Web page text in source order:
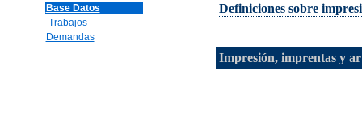
Base Datos
Trabajos
Demandas
Definiciones sobre
Impresión, imprentas y